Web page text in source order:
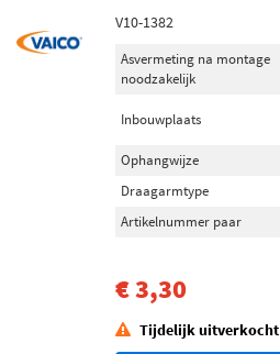
V10-1382
Asvermeting na montage
noodzakelijk
Inbouwplaats
Ophangwijze
Draagarmtype
Artikelnummer paar
€ 3,30
Tijdelijk uitverkocht